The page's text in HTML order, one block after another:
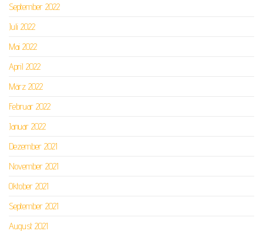
September 2022
Juli 2022
Mai 2022
April 2022
März 2022
Februar 2022
Januar 2022
Dezember 2021
November 2021
Oktober 2021
September 2021
August 2021